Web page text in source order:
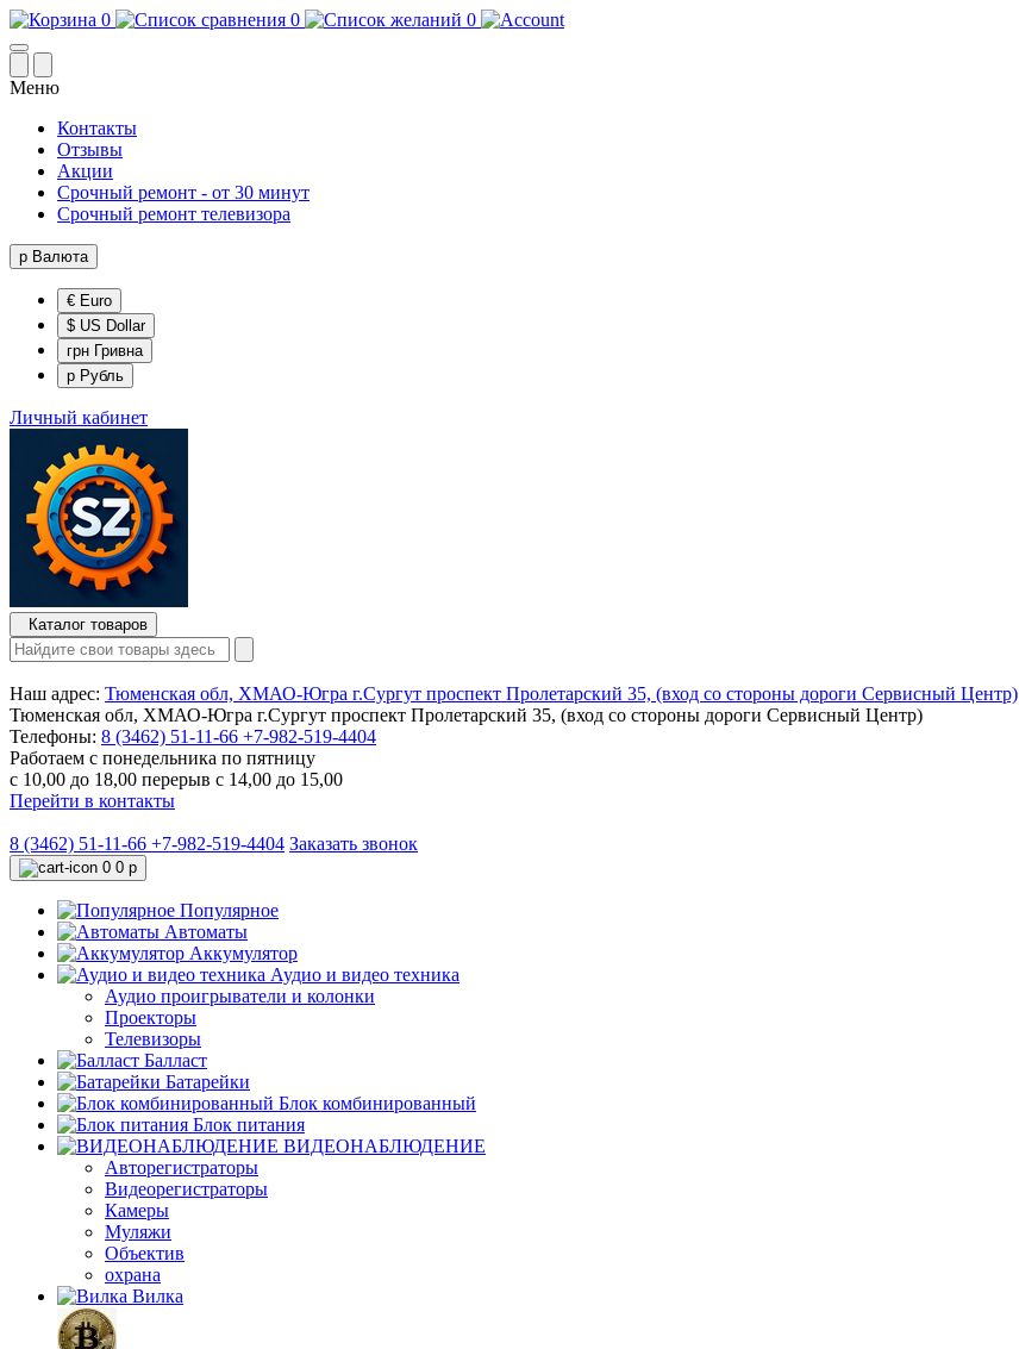
0 0 0
Меню
Контакты
Отзывы
Акции
Срочный ремонт - от 30 минут
Срочный ремонт телевизора
р Валюта
€ Euro
$ US Dollar
грн Гривна
р Рубль
Личный кабинет
Каталог товаров
Наш адрес: Тюменская обл, ХМАО-Югра г.Сургут проспект Пролетарский 35, (вход со стороны дороги Сервисный Центр)
Тюменская обл, ХМАО-Югра г.Сургут проспект Пролетарский 35, (вход со стороны дороги Сервисный Центр)
Телефоны: 8 (3462) 51-11-66 +7-982-519-4404
Работаем с понедельника по пятницу
с 10,00 до 18,00 перерыв с 14,00 до 15,00
Перейти в контакты
8 (3462) 51-11-66 +7-982-519-4404 Заказать звонок
0 0 р
Популярное
Автоматы
Аккумулятор
Аудио и видео техника
Аудио проигрыватели и колонки
Проекторы
Телевизоры
Балласт
Батарейки
Блок комбинированный
Блок питания
ВИДЕОНАБЛЮДЕНИЕ
Авторегистраторы
Видеорегистраторы
Камеры
Муляжи
Объектив
охрана
Вилка